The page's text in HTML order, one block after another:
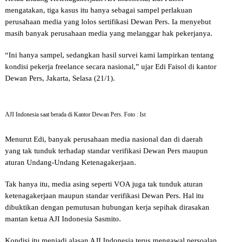
mengatakan, tiga kasus itu hanya sebagai sampel perlakuan
perusahaan media yang lolos sertifikasi Dewan Pers. Ia menyebut
masih banyak perusahaan media yang melanggar hak pekerjanya.
“Ini hanya sampel, sedangkan hasil survei kami lampirkan tentang
kondisi pekerja freelance secara nasional,” ujar Edi Faisol di kantor
Dewan Pers, Jakarta, Selasa (21/1).
AJI Indonesia saat berada di Kantor Dewan Pers. Foto : Ist
Menurut Edi, banyak perusahaan media nasional dan di daerah
yang tak tunduk terhadap standar verifikasi Dewan Pers maupun
aturan Undang-Undang Ketenagakerjaan.
Tak hanya itu, media asing seperti VOA juga tak tunduk aturan
ketenagakerjaan maupun standar verifikasi Dewan Pers. Hal itu
dibuktikan dengan pemutusan hubungan kerja sepihak dirasakan
mantan ketua AJI Indonesia Sasmito.
Kondisi itu menjadi alasan AJI Indonesia terus mengawal persoalan